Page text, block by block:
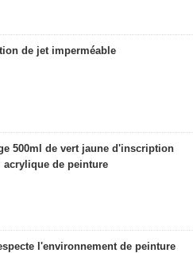
de jet imperméable
500ml de vert jaune d'inscription
acrylique de peinture
l'environnement de peinture